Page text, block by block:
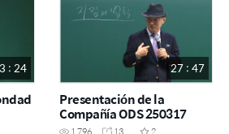
: 24 27 : 47
Presentación de la
Compañía ODS 250317